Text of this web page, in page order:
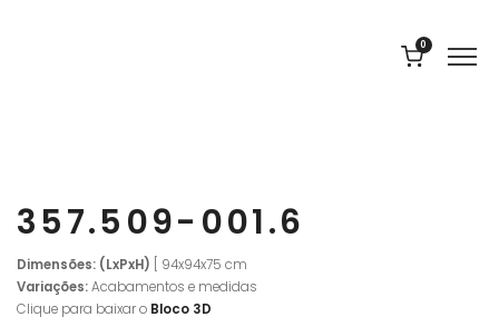
0
357.509-001.6
Dimensões: (LxPxH)
[ 94x94x75 cm
Variações:Acabamentos e medidas
Clique para baixar o Bloco 3D